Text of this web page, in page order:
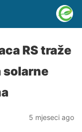
RS traže
solarne
5 mjeseci ago